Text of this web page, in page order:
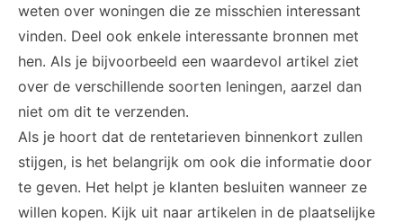
weten over woningen die ze misschien interessant
vinden. Deel ook enkele interessante bronnen met
hen. Als je bijvoorbeeld een waardevol artikel ziet
over de verschillende soorten leningen, aarzel dan
niet om dit te verzenden.
Als je hoort dat de rentetarieven binnenkort zullen
stijgen, is het belangrijk om ook die informatie door
te geven. Het helpt je klanten besluiten wanneer ze
willen kopen. Kijk uit naar artikelen in de plaatselijke